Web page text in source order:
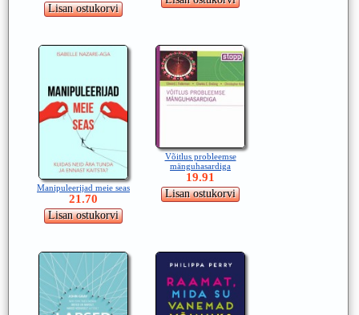
Manipuleerijad meie seas
21.70
Võitlus probleemse
mänguhasardiga
19.91